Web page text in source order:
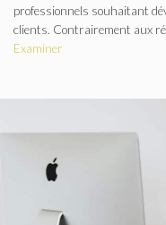
professionnels souhaitant
clients. Contrairement aux
Examiner